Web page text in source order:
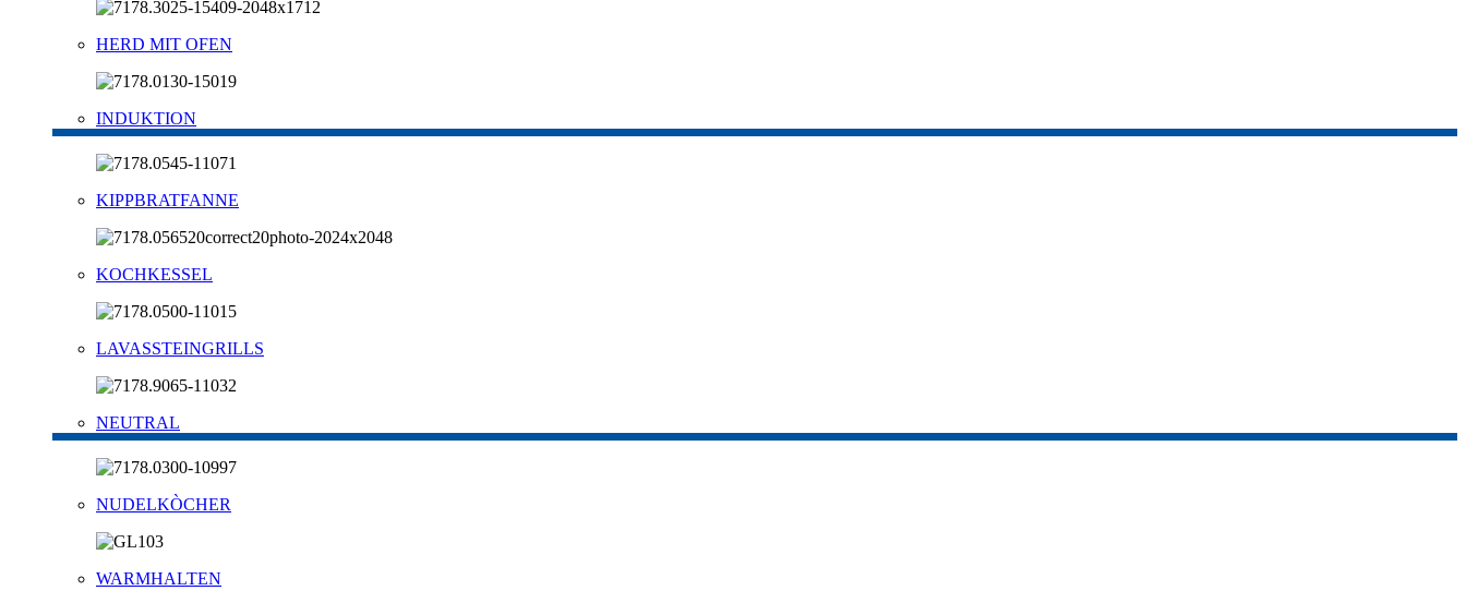
HERD MIT OFEN
INDUKTION
KIPPBRATFANNE
KOCHKESSEL
LAVASSTEINGRILLS
NEUTRAL
NUDELKÒCHER
WARMHALTEN